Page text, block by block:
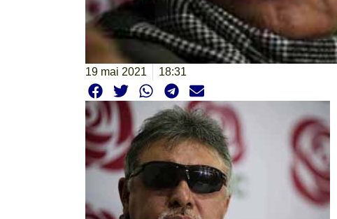
19 mai 2021 18:31